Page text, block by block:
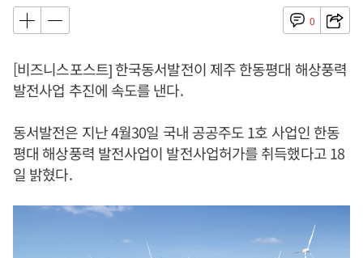
0
[비즈니스포스트] 한국동서발전이 제주 한동평대 해상풍력
발전사업 추진에 속도를 낸다.
동서발전은 지난 4월30일 국내 공공주도 1호 사업인 한동
평대 해상풍력 발전사업이 발전사업허가를 취득했다고 18
일 밝혔다.